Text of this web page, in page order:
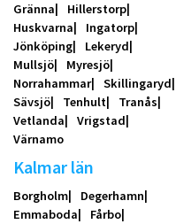
Gränna
Hillerstorp
Huskvarna
Ingatorp
Jönköping
Lekeryd
Mullsjö
Myresjö
Norrahammar
Skillingaryd
Sävsjö
Tenhult
Tranås
Vetlanda
Vrigstad
Värnamo
Kalmar län
Borgholm
Degerhamn
Emmaboda
Fårbo